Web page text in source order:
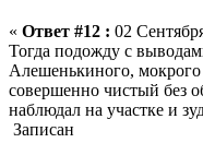
« Ответ #12 : 02
Тогда подожду с
Алешенькиного,
совершенно чистый без
наблюдал на участке и
Записан